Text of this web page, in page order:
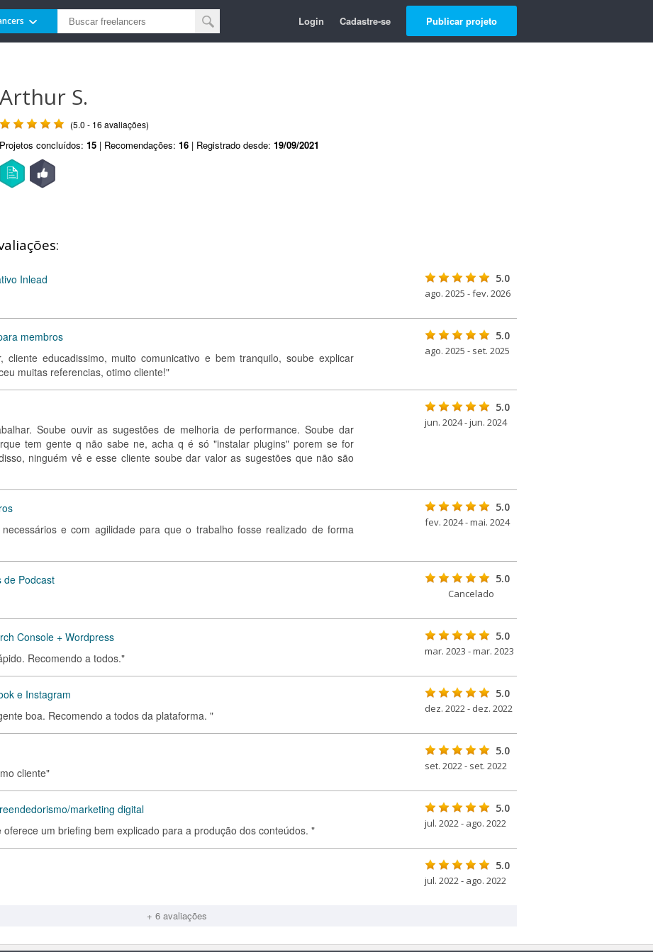
Login Cadastre-se Publicar projeto
Arthur S.
(5.0 - 16 avaliações)
Projetos concluídos: 15 | Recomendações: 16 | Registrado desde: 19/09/2021
Inlead
5.0
ago. 2025 - fev. 2026
membros
educadissimo, muito comunicativo e bem tranquilo, soube explicar
muitas referencias, otimo cliente!"
5.0
ago. 2025 - set. 2025
Soube ouvir as sugestões de melhoria de performance. Soube dar
tem gente q não sabe ne, acha q é só "instalar plugins" porem se for
ninguém vê e esse cliente soube dar valor as sugestões que não são
5.0
jun. 2024 - jun. 2024
e com agilidade para que o trabalho fosse realizado de forma
5.0
fev. 2024 - mai. 2024
de Podcast
5.0
Cancelado
Console + Wordpress
Recomendo a todos."
5.0
mar. 2023 - mar. 2023
e Instagram
boa. Recomendo a todos da plataforma. "
5.0
dez. 2022 - dez. 2022
cliente"
5.0
set. 2022 - set. 2022
marketing digital
um briefing bem explicado para a produção dos conteúdos. "
5.0
jul. 2022 - ago. 2022
5.0
jul. 2022 - ago. 2022
+ 6 avaliações